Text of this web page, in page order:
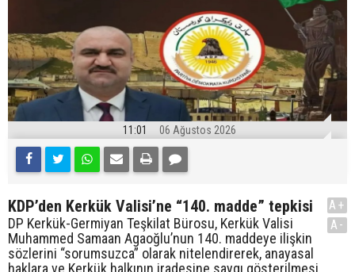
11:01 06 Ağustos 2026
KDP’den Kerkük Valisi’ne “140. madde” tepkisi
DP Kerkük-Germiyan Teşkilat Bürosu, Kerkük Valisi
Muhammed Samaan Agaoğlu’nun 140. maddeye ilişkin
sözlerini “sorumsuzca” olarak nitelendirerek, anayasal
haklara ve Kerkük halkının iradesine saygı gösterilmesi
A+
A-